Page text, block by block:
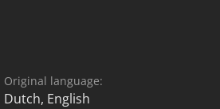
Original language:
Dutch, English